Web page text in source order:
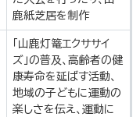
鹿紙芝居を制作
「山鹿灯篭エクササイ
ズ」の普及、高齢者の健
康寿命を延ばす活動、
地域の子どもに運動の
楽しさを伝え、運動に